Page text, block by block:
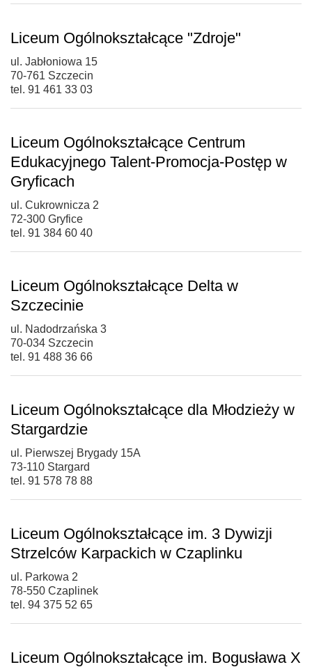
Liceum Ogólnokształcące "Zdroje"
ul. Jabłoniowa 15
70-761 Szczecin
tel. 91 461 33 03
Liceum Ogólnokształcące Centrum
Edukacyjnego Talent-Promocja-Postęp w
Gryficach
ul. Cukrownicza 2
72-300 Gryfice
tel. 91 384 60 40
Liceum Ogólnokształcące Delta w
Szczecinie
ul. Nadodrzańska 3
70-034 Szczecin
tel. 91 488 36 66
Liceum Ogólnokształcące dla Młodzieży w
Stargardzie
ul. Pierwszej Brygady 15A
73-110 Stargard
tel. 91 578 78 88
Liceum Ogólnokształcące im. 3 Dywizji
Strzelców Karpackich w Czaplinku
ul. Parkowa 2
78-550 Czaplinek
tel. 94 375 52 65
Liceum Ogólnokształcące im. Bogusława X